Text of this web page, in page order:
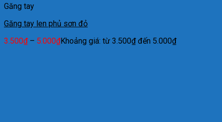
Găng tay
Găng tay len phủ sơn đỏ
3.500₫ – 5.000₫Khoảng giá: từ 3.500₫ đến 5.000₫